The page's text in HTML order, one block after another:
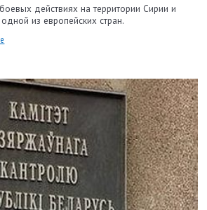
действиях на территории Сирии и
из европейских стран.